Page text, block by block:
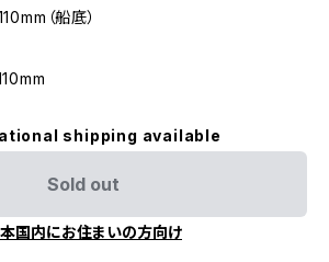
（船底）
shipping available
Sold out
国内にお住まいの方向け